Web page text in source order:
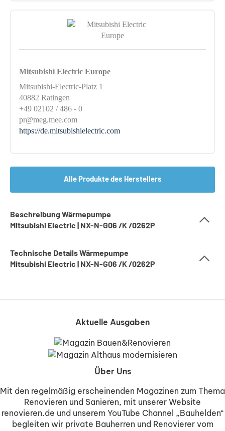
Mitsubishi Electric Europe
Mitsubishi-Electric-Platz 1
40882 Ratingen
+49 02102 / 486 - 0
pr@meg.mee.com
https://de.mitsubishielectric.com
Alle Produkte des Herstellers
Beschreibung Wärmepumpe
Mitsubishi Electric | NX-N-G06 /K /0262P
Technische Details Wärmepumpe
Mitsubishi Electric | NX-N-G06 /K /0262P
Aktuelle Ausgaben
Über Uns
Mit den regelmäßig erscheinenden Magazinen zum Thema
Renovieren und Sanieren, mit unserer Website
renovieren.de und unserem YouTube Channel „Bauhelden“
begleiten wir private Bauherren und Renovierer vom